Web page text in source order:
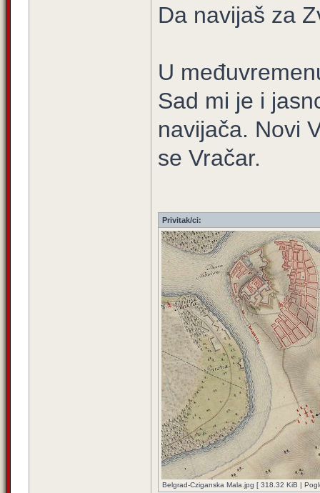
Da navijaš za
U
Sad mi je i
navijača. Novi
se Vračar.
Privitak/ci:
Belgrad-Cziganska Mala.jpg [ 318.32 KiB |